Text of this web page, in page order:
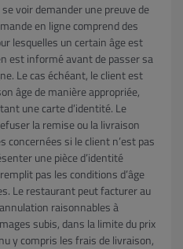
voir demander une preuve de
en ligne comprend des
lesquelles un certain âge est
est informé avant de passer sa
Le cas échéant, le client est
âge de manière appropriée,
une carte d’identité. Le
la remise ou la livraison
concernées si le client n’est pas
une pièce d’identité
pas les conditions d’âge
Le restaurant peut facturer au
raisonnables à
subis, dans la limite du prix
y compris les frais de livraison,